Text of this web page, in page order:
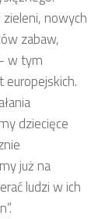
zieleni, nowych
zabaw,
w tym
dziecięce
już na
ludzi w ich